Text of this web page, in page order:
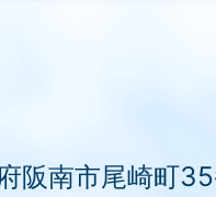
南市尾崎町35